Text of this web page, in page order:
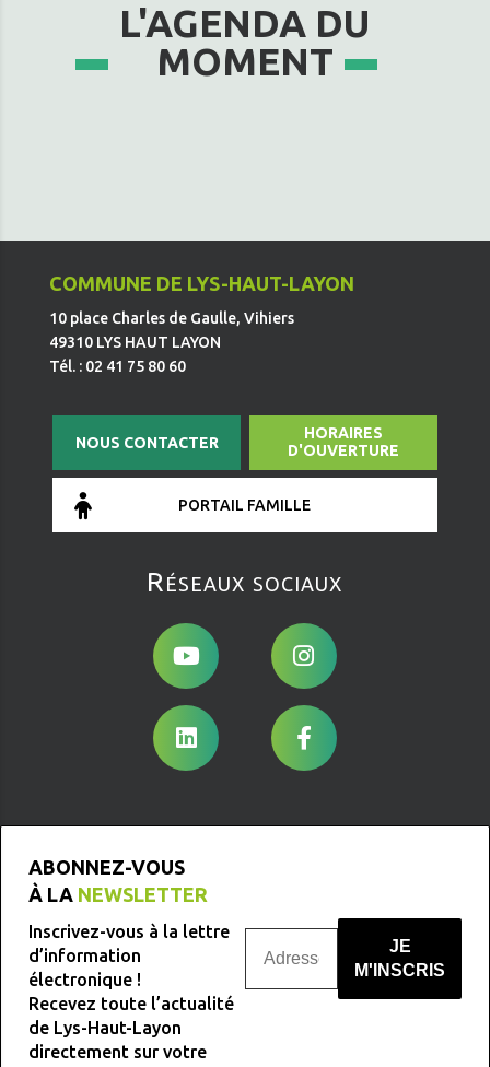
L'AGENDA DU
MOMENT
COMMUNE DE LYS-HAUT-LAYON
10 place Charles de Gaulle, Vihiers
49310 LYS HAUT LAYON
Tél. : 02 41 75 80 60
NOUS CONTACTER
HORAIRES
D'OUVERTURE
PORTAIL FAMILLE
Réseaux sociaux
ABONNEZ-VOUS
À LA NEWSLETTER
Inscrivez-vous à la lettre
d’information
électronique !
Recevez toute l’actualité
de Lys-Haut-Layon
directement sur votre